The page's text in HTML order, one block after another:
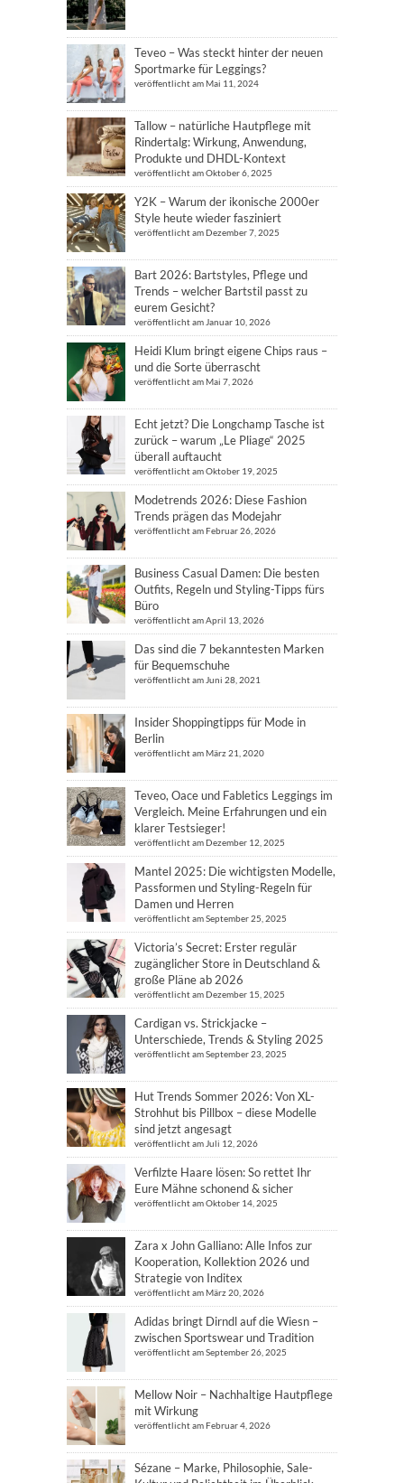
Teveo – Was steckt hinter der neuen
Sportmarke für Leggings?
veröffentlicht am Mai 11, 2024
Tallow – natürliche Hautpflege mit
Rindertalg: Wirkung, Anwendung,
Produkte und DHDL-Kontext
veröffentlicht am Oktober 6, 2025
Y2K – Warum der ikonische 2000er
Style heute wieder fasziniert
veröffentlicht am Dezember 7, 2025
Bart 2026: Bartstyles, Pflege und
Trends – welcher Bartstil passt zu
eurem Gesicht?
veröffentlicht am Januar 10, 2026
Heidi Klum bringt eigene Chips raus –
und die Sorte überrascht
veröffentlicht am Mai 7, 2026
Echt jetzt? Die Longchamp Tasche ist
zurück – warum „Le Pliage“ 2025
überall auftaucht
veröffentlicht am Oktober 19, 2025
Modetrends 2026: Diese Fashion
Trends prägen das Modejahr
veröffentlicht am Februar 26, 2026
Business Casual Damen: Die besten
Outfits, Regeln und Styling-Tipps fürs
Büro
veröffentlicht am April 13, 2026
Das sind die 7 bekanntesten Marken
für Bequemschuhe
veröffentlicht am Juni 28, 2021
Insider Shoppingtipps für Mode in
Berlin
veröffentlicht am März 21, 2020
Teveo, Oace und Fabletics Leggings im
Vergleich. Meine Erfahrungen und ein
klarer Testsieger!
veröffentlicht am Dezember 12, 2025
Mantel 2025: Die wichtigsten Modelle,
Passformen und Styling-Regeln für
Damen und Herren
veröffentlicht am September 25, 2025
Victoria’s Secret: Erster regulär
zugänglicher Store in Deutschland &
große Pläne ab 2026
veröffentlicht am Dezember 15, 2025
Cardigan vs. Strickjacke –
Unterschiede, Trends & Styling 2025
veröffentlicht am September 23, 2025
Hut Trends Sommer 2026: Von XL-
Strohhut bis Pillbox – diese Modelle
sind jetzt angesagt
veröffentlicht am Juli 12, 2026
Verfilzte Haare lösen: So rettet Ihr
Eure Mähne schonend & sicher
veröffentlicht am Oktober 14, 2025
Zara x John Galliano: Alle Infos zur
Kooperation, Kollektion 2026 und
Strategie von Inditex
veröffentlicht am März 20, 2026
Adidas bringt Dirndl auf die Wiesn –
zwischen Sportswear und Tradition
veröffentlicht am September 26, 2025
Mellow Noir – Nachhaltige Hautpflege
mit Wirkung
veröffentlicht am Februar 4, 2026
Sézane – Marke, Philosophie, Sale-